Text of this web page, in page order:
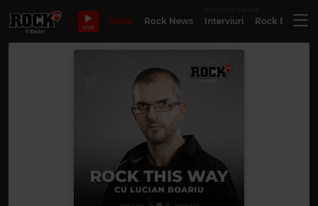
LIVE
Bilete Rock News Interviuri Rock